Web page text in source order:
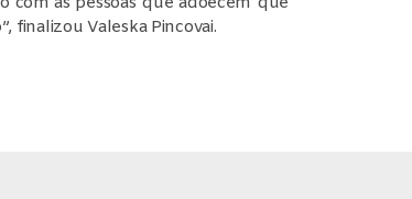
finalizou Valeska Pincovai.